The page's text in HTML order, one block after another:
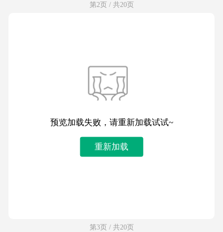
第2页 / 共20页
预览加载失败，请重新加载试试~
重新加载
第3页 / 共20页